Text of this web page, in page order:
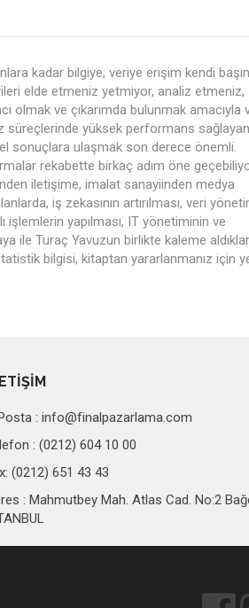
kadar bilgiye, veriye erişim kendi
elde etmeniz yetmiyor, analiz etmeniz,
olmak ve çıkarımda bulunmak amacıyla
süreçlerinde yüksek performans sağlayan
sonuçlara ulaşmak son derece önemli.
rekabette birkaç adım öne
iletişime, imalat sanayiinden medya
iş zekasının artırılması, veri
yapılması, IT yönetiminin ve
ile Turaç Yavuzun birlikte kaleme
bilgisi, kitaptan yararlanmanız için
:info@finalpazarlama.com
: (0212) 604 10 00
(0212) 651 43 43
: Mahmutbey Mah. Atlas Cad. No:2